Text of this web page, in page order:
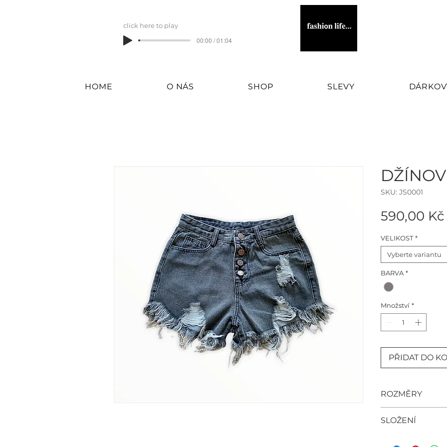
click here to play
00:00 / 01:04
HOME O NÁS SHOP SLEVY
SKU: JS0001
590,00 Kč
VELIKOST *
Vyberte variantu
BARVA *
Množství *
PŘIDAT DO
ROZMĚRY
SLOŽENÍ